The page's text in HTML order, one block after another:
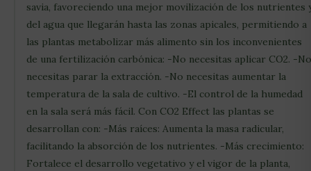
savia, favoreciendo una mejor movilización de los nutrientes
del agua que llegarán hasta las zonas apicales, permitiendo a
las plantas metabolizar más alimento sin los inconvenientes
de una fertilización carbónica: -No necesitas aplicar CO2. -No
necesitas parar la extracción. -No necesitas aumentar la
temperatura de la sala de cultivo. -El control de la humedad
en la sala será más fácil. Con CO2 Effect las plantas se
desarrollan con: -Más raíces: Aumenta la masa radicular,
facilitando la absorción de los nutrientes. -Más crecimiento:
Fortalece el desarrollo vegetativo y el vigor de la planta,